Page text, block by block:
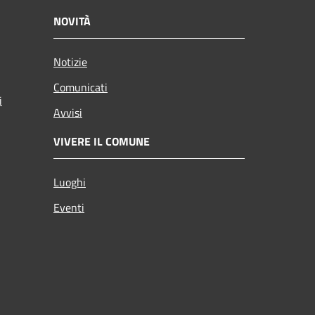
NOVITÀ
Notizie
Comunicati
Avvisi
VIVERE IL COMUNE
Luoghi
Eventi